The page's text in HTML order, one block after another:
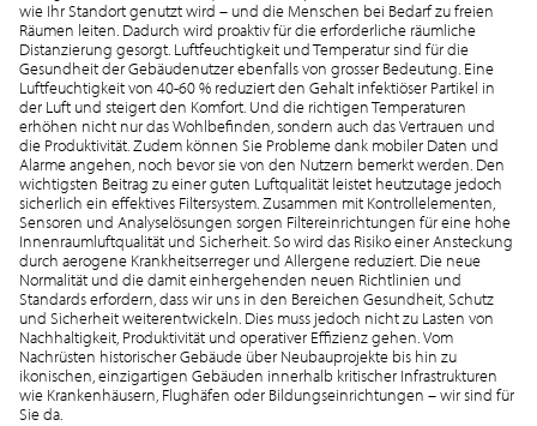
wie Ihr Standort genutzt wird – und die Menschen bei Bedarf zu freien
Räumen leiten. Dadurch wird proaktiv für die erforderliche räumliche
Distanzierung gesorgt. Luftfeuchtigkeit und Temperatur sind für die
Gesundheit der Gebäudenutzer ebenfalls von grosser Bedeutung. Eine
Luftfeuchtigkeit von 40-60 % reduziert den Gehalt infektiöser Partikel in
der Luft und steigert den Komfort. Und die richtigen Temperaturen
erhöhen nicht nur das Wohlbefinden, sondern auch das Vertrauen und
die Produktivität. Zudem können Sie Probleme dank mobiler Daten und
Alarme angehen, noch bevor sie von den Nutzern bemerkt werden. Den
wichtigsten Beitrag zu einer guten Luftqualität leistet heutzutage jedoch
sicherlich ein effektives Filtersystem. Zusammen mit Kontrollelementen,
Sensoren und Analyselösungen sorgen Filtereinrichtungen für eine hohe
Innenraumluftqualität und Sicherheit. So wird das Risiko einer Ansteckung
durch aerogene Krankheitserreger und Allergene reduziert. Die neue
Normalität und die damit einhergehenden neuen Richtlinien und
Standards erfordern, dass wir uns in den Bereichen Gesundheit, Schutz
und Sicherheit weiterentwickeln. Dies muss jedoch nicht zu Lasten von
Nachhaltigkeit, Produktivität und operativer Effizienz gehen. Vom
Nachrüsten historischer Gebäude über Neubauprojekte bis hin zu
ikonischen, einzigartigen Gebäuden innerhalb kritischer Infrastrukturen
wie Krankenhäusern, Flughäfen oder Bildungseinrichtungen – wir sind für
Sie da.